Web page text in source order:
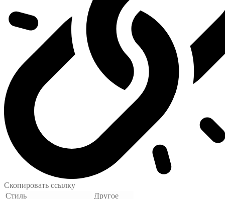
Скопировать ссылку
Стиль
Другое